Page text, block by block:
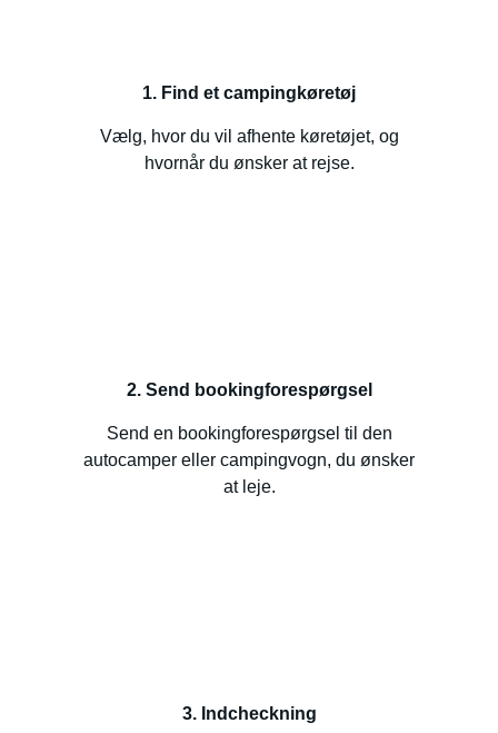
1. Find et campingkøretøj
Vælg, hvor du vil afhente køretøjet, og
hvornår du ønsker at rejse.
2. Send bookingforespørgsel
Send en bookingforespørgsel til den
autocamper eller campingvogn, du ønsker
at leje.
3. Indcheckning